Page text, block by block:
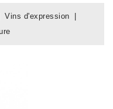
Vins d'expression